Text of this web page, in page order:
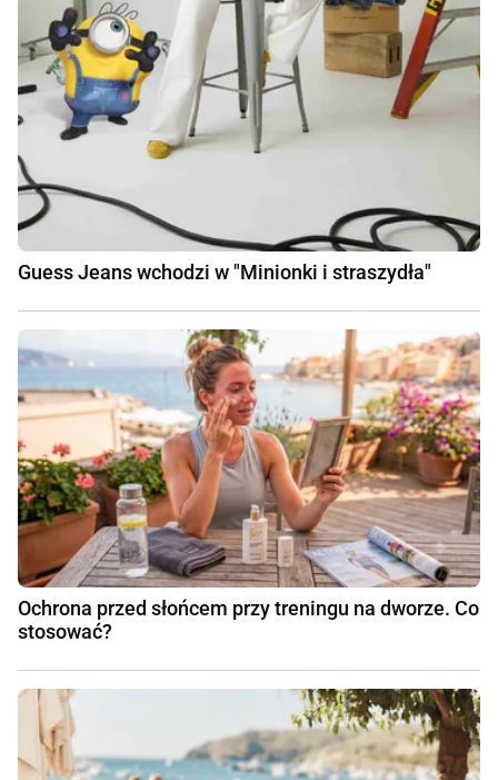
Guess Jeans wchodzi w "Minionki i straszydła"
Ochrona przed słońcem przy treningu na dworze. Co
stosować?